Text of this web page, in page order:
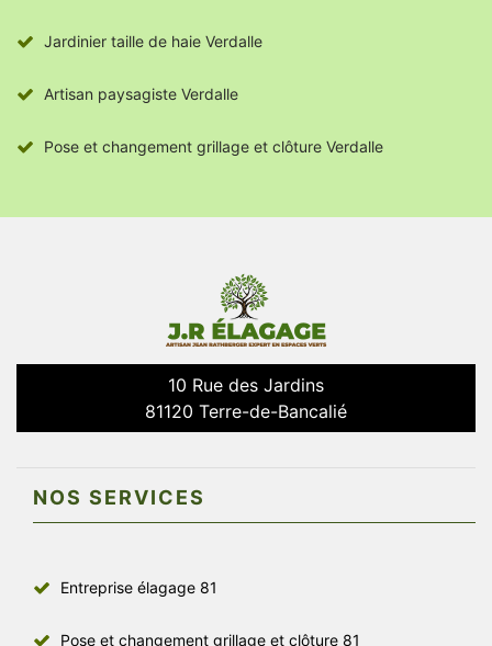
Jardinier taille de haie Verdalle
Artisan paysagiste Verdalle
Pose et changement grillage et clôture Verdalle
10 Rue des Jardins
81120 Terre-de-Bancalié
NOS SERVICES
Entreprise élagage 81
Pose et changement grillage et clôture 81